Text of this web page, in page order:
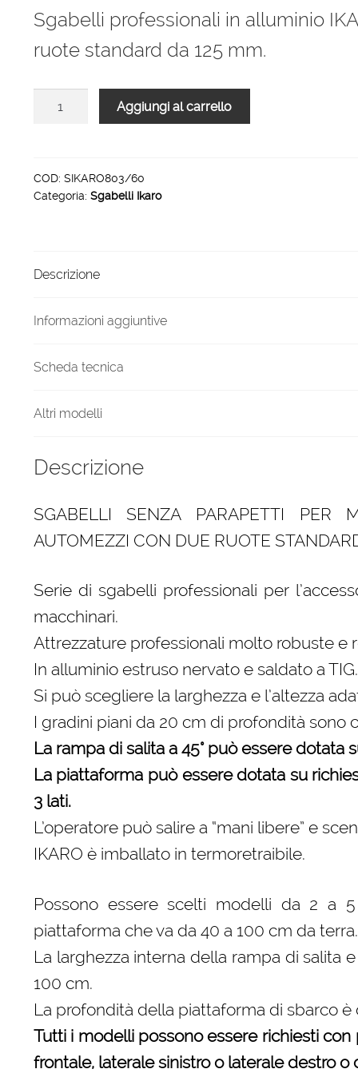
originale
era:
attuale
589,00 €.
Sgabelli professionali in alluminio
ruote standard da 125 mm.
gradini
piattaforma
cm
Aggiungi al carrello
COD: SIKARO803/60
Categoria: Sgabelli Ikaro
Descrizione
Informazioni aggiuntive
Scheda tecnica
Altri modelli
Descrizione
SGABELLI SENZA PARAPETTI PER
AUTOMEZZI CON DUE RUOTE
Serie di sgabelli professionali per
macchinari.
Attrezzature professionali molto robuste e
In alluminio estruso nervato e saldato a TIG.
Si può scegliere la larghezza e l’altezza
I gradini piani da 20 cm di profondità sono
La rampa di salita a 45° può essere dotata
La piattaforma può essere dotata su
3 lati.
L’operatore può salire a “mani libere” e
IKARO è imballato in termoretraibile.
Possono essere scelti modelli da 2 a 5
piattaforma che va da 40 a 100 cm da terra.
La larghezza interna della rampa di salita
100 cm.
La profondità della piattaforma di sbarco
Tutti i modelli possono essere richiesti
frontale, laterale sinistro o laterale destro